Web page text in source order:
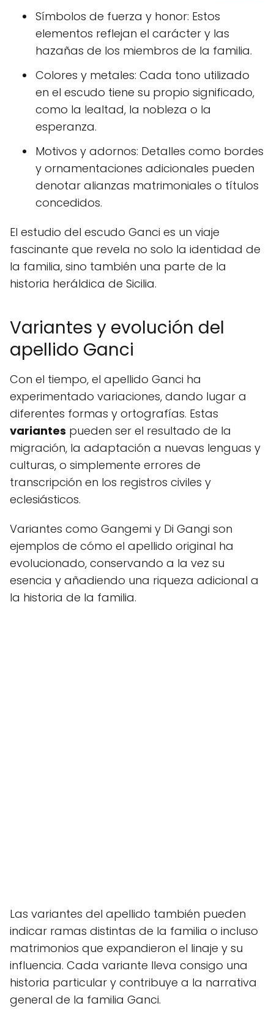
Símbolos de fuerza y honor: Estos
elementos reflejan el carácter y las
hazañas de los miembros de la familia.
Colores y metales: Cada tono utilizado
en el escudo tiene su propio significado,
como la lealtad, la nobleza o la
esperanza.
Motivos y adornos: Detalles como bordes
y ornamentaciones adicionales pueden
denotar alianzas matrimoniales o títulos
concedidos.
El estudio del escudo Ganci es un viaje
fascinante que revela no solo la identidad de
la familia, sino también una parte de la
historia heráldica de Sicilia.
Variantes y evolución del
apellido Ganci
Con el tiempo, el apellido Ganci ha
experimentado variaciones, dando lugar a
diferentes formas y ortografías. Estas
variantes pueden ser el resultado de la
migración, la adaptación a nuevas lenguas y
culturas, o simplemente errores de
transcripción en los registros civiles y
eclesiásticos.
Variantes como Gangemi y Di Gangi son
ejemplos de cómo el apellido original ha
evolucionado, conservando a la vez su
esencia y añadiendo una riqueza adicional a
la historia de la familia.
Las variantes del apellido también pueden
indicar ramas distintas de la familia o incluso
matrimonios que expandieron el linaje y su
influencia. Cada variante lleva consigo una
historia particular y contribuye a la narrativa
general de la familia Ganci.